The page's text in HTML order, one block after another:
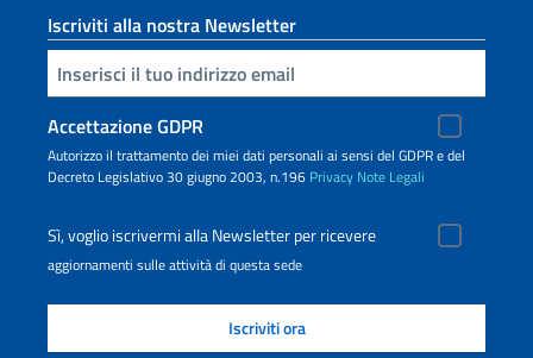
Iscriviti alla nostra Newsletter
Inserisci la tua email
Accettazione GDPR
Autorizzo il trattamento dei miei dati personali ai sensi del GDPR e del
Decreto Legislativo 30 giugno 2003, n.196 Privacy Note Legali
Sì, voglio iscrivermi alla Newsletter per ricevere
aggiornamenti sulle attività di questa sede